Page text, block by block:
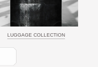
LUGGAGE COLLECTION